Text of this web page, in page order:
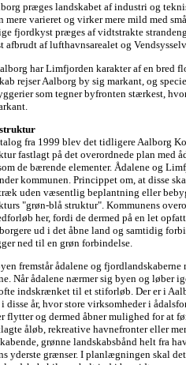
præges landskabet af industri og
mere varieret og virker mere mild med
fjordkyst præges af vidtstrakte
afbrudt af lufthavnsarealet og
har Limfjorden karakter af en bred
rejser Aalborg by sig markant, og
som tegner byfronten stærkest,
fra 1999 blev det tidligere Aalborg
fastlagt på det overordnede plan med
de bærende elementer. Ådalene og
kommunen. Princippet om, at disse
uden væsentlig beplantning eller
"grøn-blå struktur". Kommunens
her, fordi de dermed på en let
ud i det åbne land og samtidig
ned til en grøn forbindelse.
fremstår ådalene og
Når ådalene nærmer sig byen og løber
indskrænket til et stiforløb. Der er i
disse år, hvor store virksomheder i
flytter og dermed åbner mulighed for at
åløb, rekreative havnefronter eller
grønne landskabsbånd helt fra
yderste grænser. I planlægningen skal